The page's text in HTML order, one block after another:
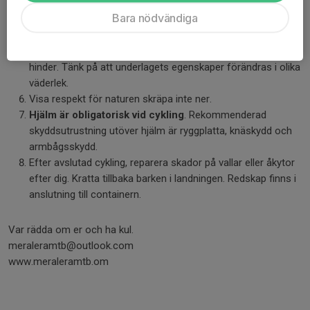
Detta gäller framförallt på bron, de åkare som redan
befinner sig på bron har företräde. Var särskilt uppmärksam
hinder. Tänk på att underlagets egenskaper förändras i olika
väderlek.
Visa respekt för naturen skräpa inte ner.
Hjälm är obligatorisk vid cykling. Rekommenderad
skyddsutrustning utöver hjälm är ryggplatta, knäskydd och
armbågsskydd.
Efter avslutad cykling, reparera skador på vallar eller åkytor
efter dig. Kratta tillbaka barken i landningen. Redskap finns i
anslutning till containern.
Var rädda om er och ha kul.
meraleramtb@outlook.com
www.meraleramtb.om
Bara nödvändiga